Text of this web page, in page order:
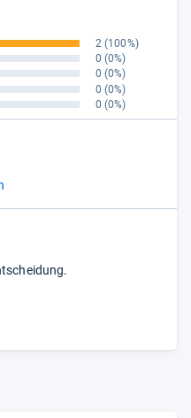
2 (100%)
0 (0%)
0 (0%)
0 (0%)
0 (0%)